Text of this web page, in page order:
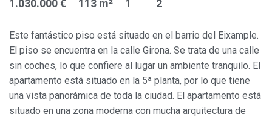
1.030.000 € 113 m² 1 2
Este fantástico piso está situado en el barrio del Eixample.
El piso se encuentra en la calle Girona. Se trata de una calle
sin coches, lo que confiere al lugar un ambiente tranquilo. El
apartamento está situado en la 5ª planta, por lo que tiene
una vista panorámica de toda la ciudad. El apartamento está
situado en una zona moderna con mucha arquitectura de